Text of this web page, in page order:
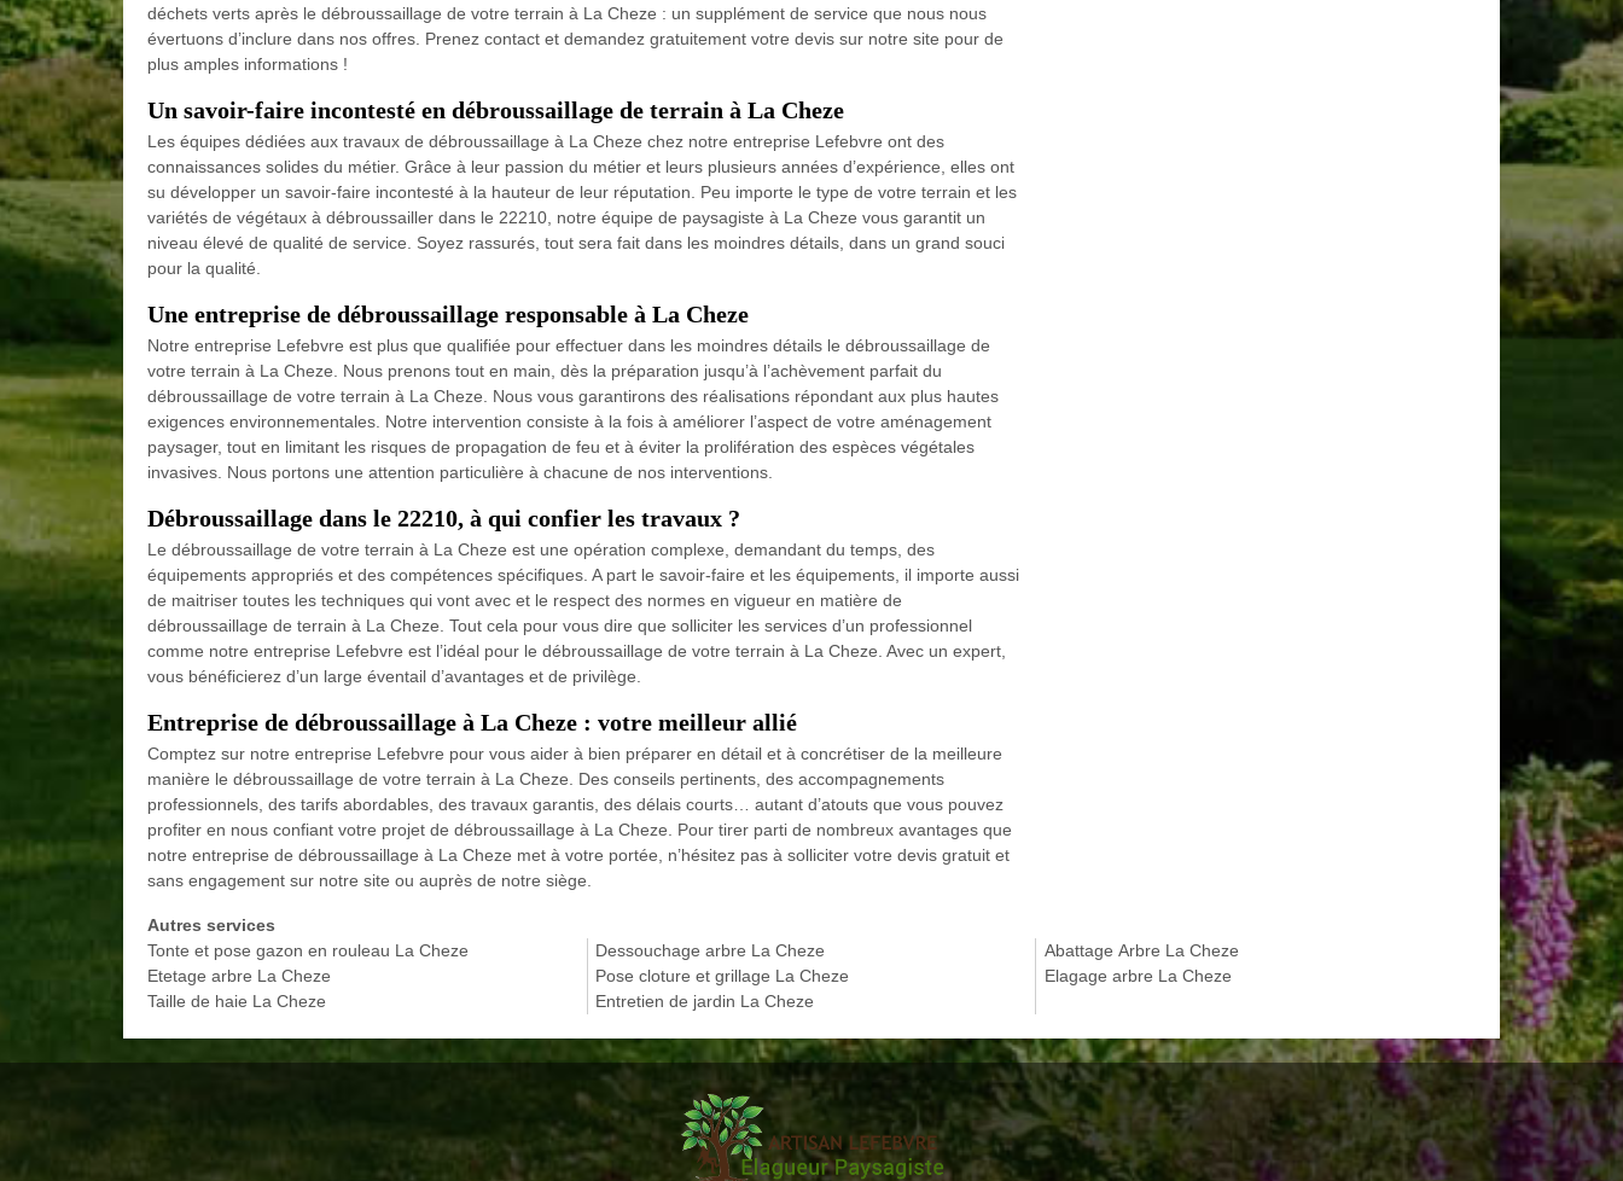
déchets verts après le débroussaillage de votre terrain à La Cheze : un supplément de service que nous nous
évertuons d’inclure dans nos offres. Prenez contact et demandez gratuitement votre devis sur notre site pour de
plus amples informations !
Un savoir-faire incontesté en débroussaillage de terrain à La Cheze
Les équipes dédiées aux travaux de débroussaillage à La Cheze chez notre entreprise Lefebvre ont des
connaissances solides du métier. Grâce à leur passion du métier et leurs plusieurs années d’expérience, elles ont
su développer un savoir-faire incontesté à la hauteur de leur réputation. Peu importe le type de votre terrain et les
variétés de végétaux à débroussailler dans le 22210, notre équipe de paysagiste à La Cheze vous garantit un
niveau élevé de qualité de service. Soyez rassurés, tout sera fait dans les moindres détails, dans un grand souci
pour la qualité.
Une entreprise de débroussaillage responsable à La Cheze
Notre entreprise Lefebvre est plus que qualifiée pour effectuer dans les moindres détails le débroussaillage de
votre terrain à La Cheze. Nous prenons tout en main, dès la préparation jusqu’à l’achèvement parfait du
débroussaillage de votre terrain à La Cheze. Nous vous garantirons des réalisations répondant aux plus hautes
exigences environnementales. Notre intervention consiste à la fois à améliorer l’aspect de votre aménagement
paysager, tout en limitant les risques de propagation de feu et à éviter la prolifération des espèces végétales
invasives. Nous portons une attention particulière à chacune de nos interventions.
Débroussaillage dans le 22210, à qui confier les travaux ?
Le débroussaillage de votre terrain à La Cheze est une opération complexe, demandant du temps, des
équipements appropriés et des compétences spécifiques. A part le savoir-faire et les équipements, il importe aussi
de maitriser toutes les techniques qui vont avec et le respect des normes en vigueur en matière de
débroussaillage de terrain à La Cheze. Tout cela pour vous dire que solliciter les services d’un professionnel
comme notre entreprise Lefebvre est l’idéal pour le débroussaillage de votre terrain à La Cheze. Avec un expert,
vous bénéficierez d’un large éventail d’avantages et de privilège.
Entreprise de débroussaillage à La Cheze : votre meilleur allié
Comptez sur notre entreprise Lefebvre pour vous aider à bien préparer en détail et à concrétiser de la meilleure
manière le débroussaillage de votre terrain à La Cheze. Des conseils pertinents, des accompagnements
professionnels, des tarifs abordables, des travaux garantis, des délais courts… autant d’atouts que vous pouvez
profiter en nous confiant votre projet de débroussaillage à La Cheze. Pour tirer parti de nombreux avantages que
notre entreprise de débroussaillage à La Cheze met à votre portée, n’hésitez pas à solliciter votre devis gratuit et
sans engagement sur notre site ou auprès de notre siège.
Autres services
Tonte et pose gazon en rouleau La Cheze
Etetage arbre La Cheze
Taille de haie La Cheze
Dessouchage arbre La Cheze
Pose cloture et grillage La Cheze
Entretien de jardin La Cheze
Abattage Arbre La Cheze
Elagage arbre La Cheze